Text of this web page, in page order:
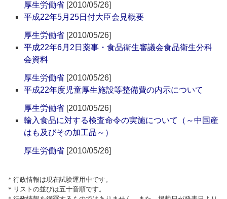
厚生労働省 [2010/05/26]
平成22年5月25日付大臣会見概要
厚生労働省 [2010/05/26]
平成22年6月2日薬事・食品衛生審議会食品衛生分科
会資料
厚生労働省 [2010/05/26]
平成22年度児童厚生施設等整備費の内示について
厚生労働省 [2010/05/26]
輸入食品に対する検査命令の実施について（～中国産
はも及びその加工品～）
厚生労働省 [2010/05/26]
＊行政情報は現在試験運用中です。
＊リストの並びは五十音順です。